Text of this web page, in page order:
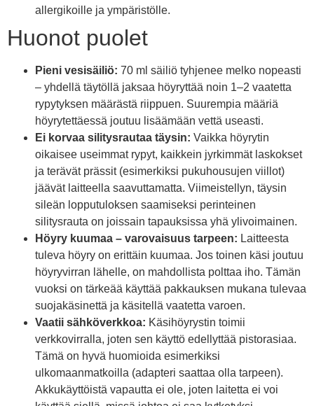
allergikoille ja ympäristölle.
Huonot puolet
Pieni vesisäiliö: 70 ml säiliö tyhjenee melko nopeasti
– yhdellä täytöllä jaksaa höyryttää noin 1–2 vaatetta
rypytyksen määrästä riippuen. Suurempia määriä
höyrytettäessä joutuu lisäämään vettä useasti.
Ei korvaa silitysrautaa täysin: Vaikka höyrytin
oikaisee useimmat rypyt, kaikkein jyrkimmät laskokset
ja terävät prässit (esimerkiksi pukuhousujen viillot)
jäävät laitteella saavuttamatta. Viimeistellyn, täysin
sileän lopputuloksen saamiseksi perinteinen
silitysrauta on joissain tapauksissa yhä ylivoimainen.
Höyry kuumaa – varovaisuus tarpeen: Laitteesta
tuleva höyry on erittäin kuumaa. Jos toinen käsi joutuu
höyryvirran lähelle, on mahdollista polttaa iho. Tämän
vuoksi on tärkeää käyttää pakkauksen mukana tulevaa
suojakäsinettä ja käsitellä vaatetta varoen.
Vaatii sähköverkkoa: Käsihöyrystin toimii
verkkovirralla, joten sen käyttö edellyttää pistorasiaa.
Tämä on hyvä huomioida esimerkiksi
ulkomaanmatkoilla (adapteri saattaa olla tarpeen).
Akkukäyttöistä vapautta ei ole, joten laitetta ei voi